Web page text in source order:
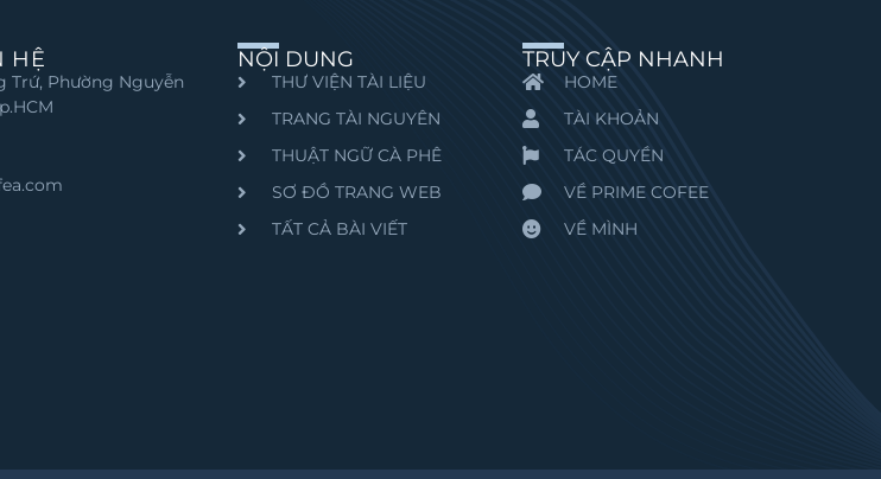
HỆ
Trứ, Phường Nguyễn
NỘI DUNG
THƯ VIỆN TÀI LIỆU
TRANG TÀI NGUYÊN
THUẬT NGỮ CÀ PHÊ
SƠ ĐỒ TRANG WEB
TẤT CẢ BÀI VIẾT
TRUY CẬP NHANH
HOME
TÀI KHOẢN
TÁC QUYỀN
VỀ PRIME COFEE
VỀ MÌNH